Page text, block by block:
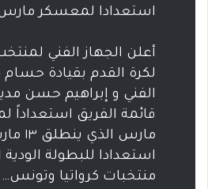
استعدادا لمعسكر
أعلن الجهاز الفني
لكرة القدم بقيادة
الفني و إبراهيم حسن
قائمة الفريق
مارس
استعدادا للبطولة
منتخبات كرواتيا وتونس…